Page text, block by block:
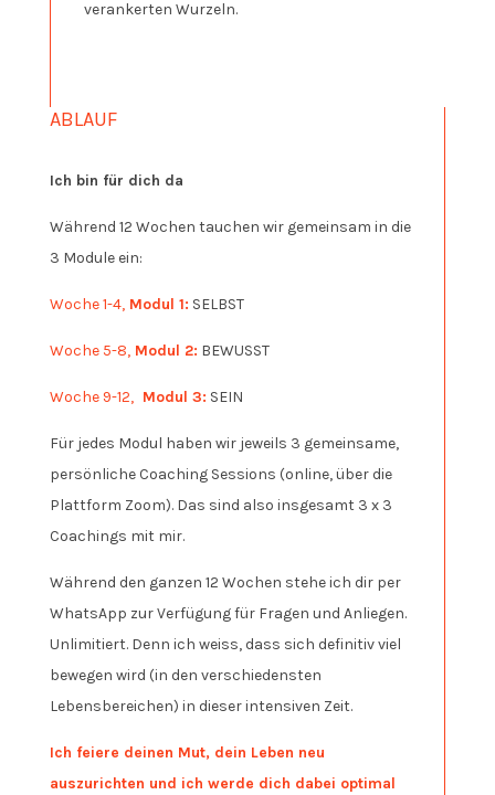
verankerten Wurzeln.
ABLAUF
Ich bin für dich da
Während 12 Wochen tauchen wir gemeinsam in die
3 Module ein:
Woche 1-4,Modul 1: SELBST
Woche 5-8,Modul 2: BEWUSST
Woche 9-12,Modul 3: SEIN
Für jedes Modul haben wir jeweils 3 gemeinsame,
persönliche Coaching Sessions (online, über die
Plattform Zoom). Das sind also insgesamt 3 x 3
Coachings mit mir.
Während den ganzen 12 Wochen stehe ich dir per
WhatsApp zur Verfügung für Fragen und Anliegen.
Unlimitiert. Denn ich weiss, dass sich definitiv viel
bewegen wird (in den verschiedensten
Lebensbereichen) in dieser intensiven Zeit.
Ich feiere deinen Mut, dein Leben neu
auszurichten und ich werde dich dabei optimal